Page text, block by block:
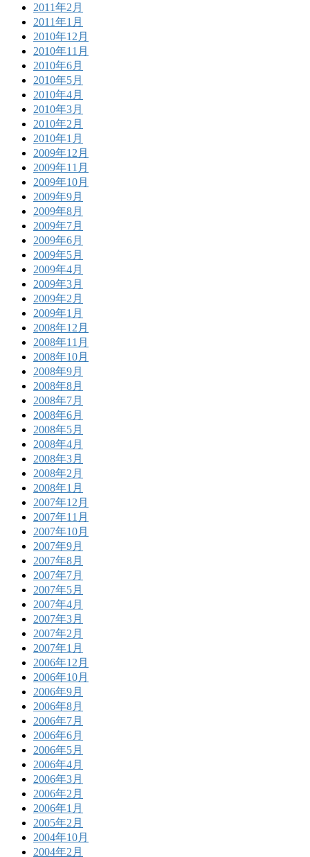
2011年2月
2011年1月
2010年12月
2010年11月
2010年6月
2010年5月
2010年4月
2010年3月
2010年2月
2010年1月
2009年12月
2009年11月
2009年10月
2009年9月
2009年8月
2009年7月
2009年6月
2009年5月
2009年4月
2009年3月
2009年2月
2009年1月
2008年12月
2008年11月
2008年10月
2008年9月
2008年8月
2008年7月
2008年6月
2008年5月
2008年4月
2008年3月
2008年2月
2008年1月
2007年12月
2007年11月
2007年10月
2007年9月
2007年8月
2007年7月
2007年5月
2007年4月
2007年3月
2007年2月
2007年1月
2006年12月
2006年10月
2006年9月
2006年8月
2006年7月
2006年6月
2006年5月
2006年4月
2006年3月
2006年2月
2006年1月
2005年2月
2004年10月
2004年2月